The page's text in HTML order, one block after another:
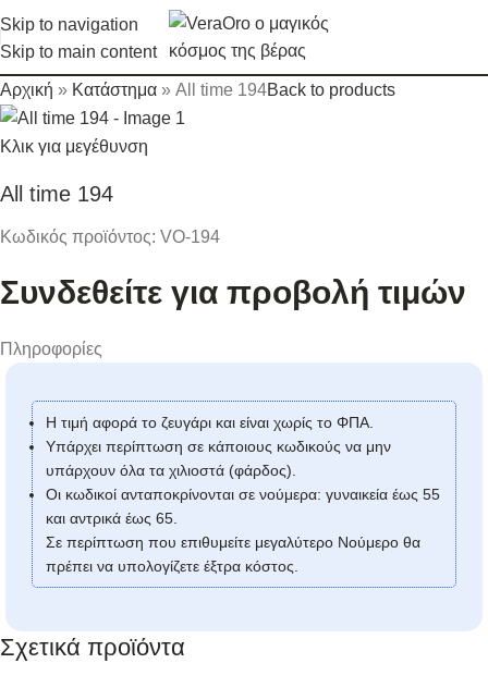
Skip to navigation
Skip to main content
Αρχική » Κατάστημα » All time 194Back to products
Κλικ για μεγέθυνση
All time 194
Κωδικός προϊόντος: VO-194
Συνδεθείτε για προβολή τιμών
Πληροφορίες
Η τιμή αφορά το ζευγάρι και είναι χωρίς το ΦΠΑ.
Υπάρχει περίπτωση σε κάποιους κωδικούς να μην
υπάρχουν όλα τα χιλιοστά (φάρδος).
Οι κωδικοί ανταποκρίνονται σε νούμερα: γυναικεία έως 55
και αντρικά έως 65.
Σε περίπτωση που επιθυμείτε μεγαλύτερο Νούμερο θα
πρέπει να υπολογίζετε έξτρα κόστος.
Σχετικά προϊόντα